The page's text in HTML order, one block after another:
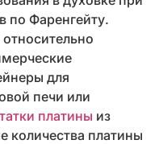
по Фаренгейту.
для
печи или
платины из
количества платины